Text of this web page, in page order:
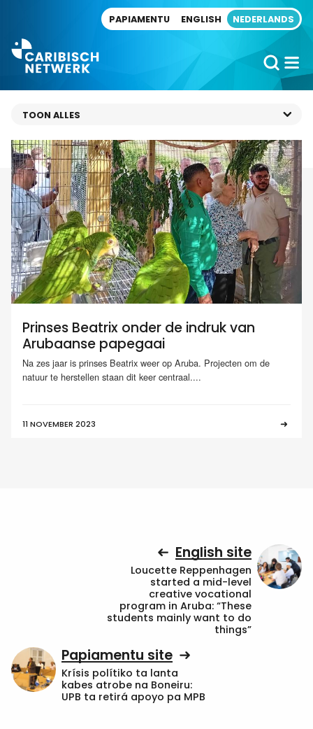
PAPIAMENTU ENGLISH NEDERLANDS
Prinses Beatrix onder de indruk van
Arubaanse papegaai
Na zes jaar is prinses Beatrix weer op Aruba. Projecten om de
natuur te herstellen staan dit keer centraal....
11 NOVEMBER 2023
English site
Loucette Reppenhagen
started a mid-level
creative vocational
program in Aruba: “These
students mainly want to do
things”
Papiamentu site
Krísis polítiko ta lanta
kabes atrobe na Boneiru:
UPB ta retirá apoyo pa MPB